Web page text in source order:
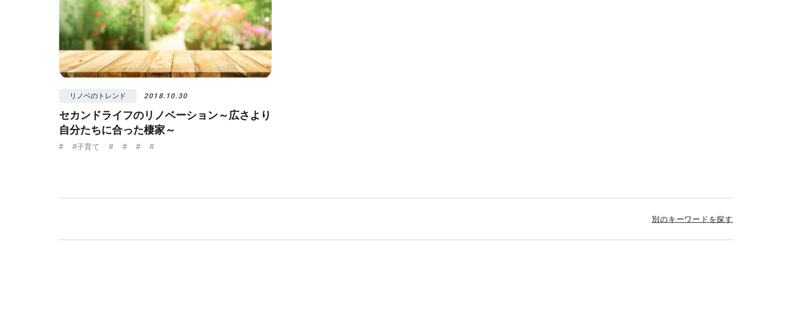
リノベのトレンド 2018.10.30
セカンドライフのリノベーション～広さより
自分たちに合った棲家～
# #子育て # # # #
別のキーワードを探す